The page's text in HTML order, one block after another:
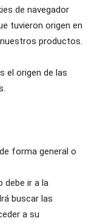
de navegador
tuvieron origen en
productos.
el origen de las
forma general o
debe ir a la
buscar las
a su